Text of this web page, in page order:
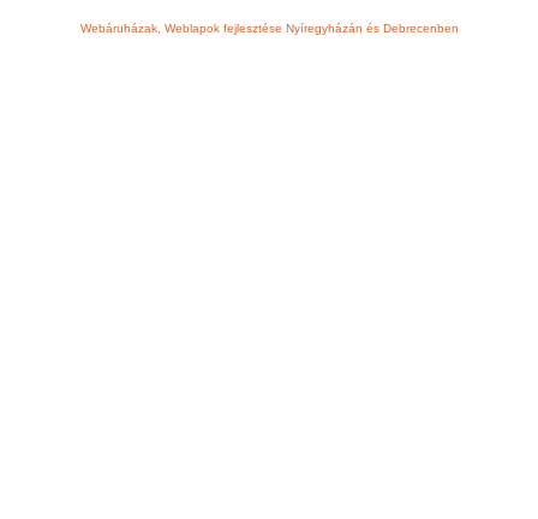
Webáruházak, Weblapok fejlesztése Nyíregyházán és Debrecenben